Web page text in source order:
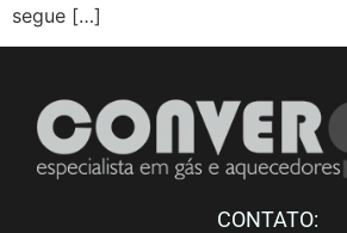
segue […]
CONTATO: